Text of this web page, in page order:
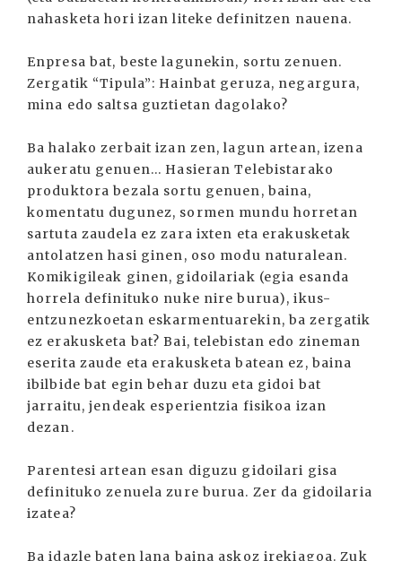
nahasketa hori izan liteke definitzen nauena.
Enpresa bat, beste lagunekin, sortu zenuen.
Zergatik “Tipula”: Hainbat geruza, negargura,
mina edo saltsa guztietan dagolako?
Ba halako zerbait izan zen, lagun artean, izena
aukeratu genuen... Hasieran Telebistarako
produktora bezala sortu genuen, baina,
komentatu dugunez, sormen mundu horretan
sartuta zaudela ez zara ixten eta erakusketak
antolatzen hasi ginen, oso modu naturalean.
Komikigileak ginen, gidoilariak (egia esanda
horrela definituko nuke nire burua), ikus-
entzunezkoetan eskarmentuarekin, ba zergatik
ez erakusketa bat? Bai, telebistan edo zineman
eserita zaude eta erakusketa batean ez, baina
ibilbide bat egin behar duzu eta gidoi bat
jarraitu, jendeak esperientzia fisikoa izan
dezan.
Parentesi artean esan diguzu gidoilari gisa
definituko zenuela zure burua. Zer da gidoilaria
izatea?
Ba idazle baten lana baina askoz irekiagoa. Zuk